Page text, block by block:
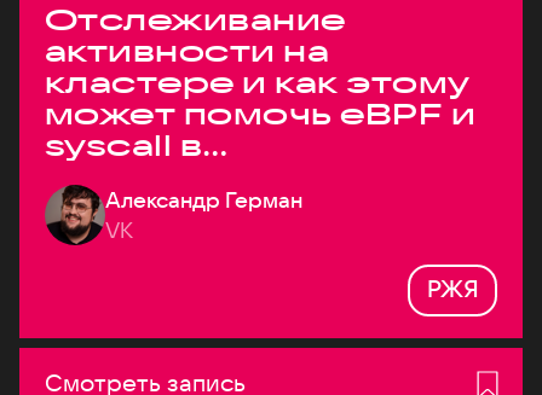
Отслеживание
активности на
кластере и как этому
может помочь eBPF и
syscall в
высоконагруженных
системах
Александр Герман
VK
РЖЯ
Смотреть запись